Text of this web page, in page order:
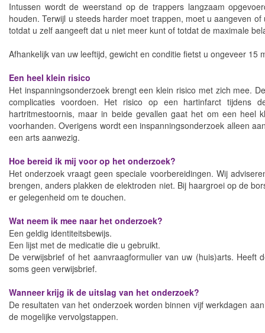
Intussen wordt de weerstand op de trappers langzaam
houden. Terwijl u steeds harder moet trappen, moet u aangeven
totdat u zelf aangeeft dat u niet meer kunt of totdat de maximale
Afhankelijk van uw leeftijd, gewicht en conditie fietst u ongeveer 15
Een heel klein risico
Het inspanningsonderzoek brengt een klein risico met zich mee.
complicaties voordoen. Het risico op een hartinfarct
hartritmestoornis, maar in beide gevallen gaat het om een
voorhanden. Overigens wordt een inspanningsonderzoek alleen
een arts aanwezig.
Hoe bereid ik mij voor op het onderzoek?
Het onderzoek vraagt geen speciale voorbereidingen. Wij
brengen, anders plakken de elektroden niet. Bij haargroei op de
er gelegenheid om te douchen.
Wat neem ik mee naar het onderzoek?
Een geldig identiteitsbewijs.
Een lijst met de medicatie die u gebruikt.
De verwijsbrief of het aanvraagformulier van uw (huis)arts.
soms geen verwijsbrief.
Wanneer krijg ik de uitslag van het onderzoek?
De resultaten van het onderzoek worden binnen vijf werkdagen
de mogelijke vervolgstappen.